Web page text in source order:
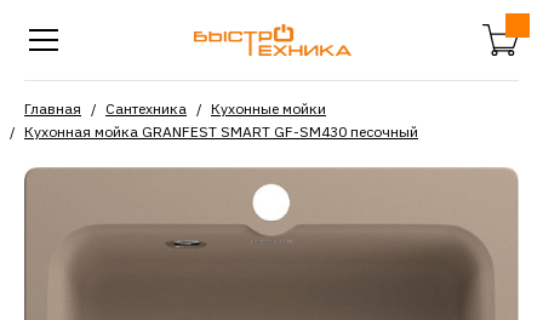
Главная Сантехника
Кухонные мойки
Кухонная мойка GRANFEST SMART GF-SM430 песочный